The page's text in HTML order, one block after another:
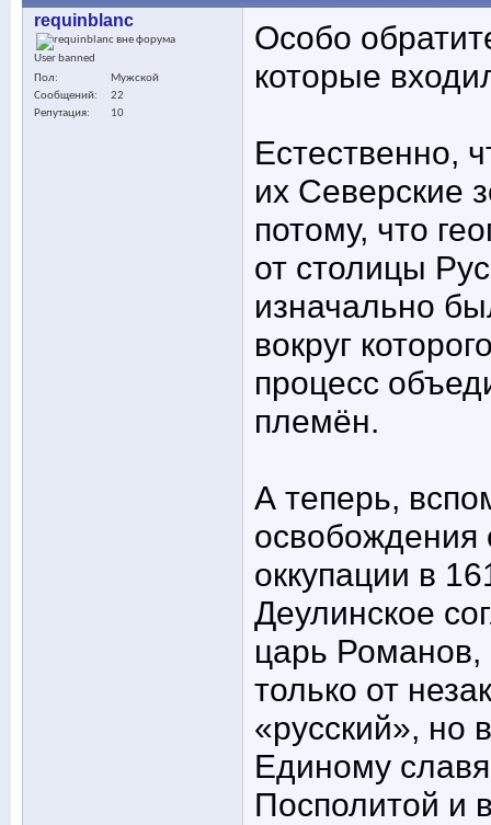
requinblanc
User banned
Пол
Мужской
Сообщений
22
Репутация
10
Особо
которые
Естественно,
их Северские
потому, что
от столицы
изначально
вокруг
процесс
племён.
А теперь,
освобождения
оккупации в
Деулинское
царь
только от
«русский», но
Единому
Посполитой и